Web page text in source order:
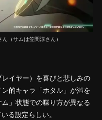
（サムは笠間淳さん）
イヤー）を喜びと悲しみの
的キャラ「ホタル」が満を
」状態での喋り方が異なる
る設定らしい。